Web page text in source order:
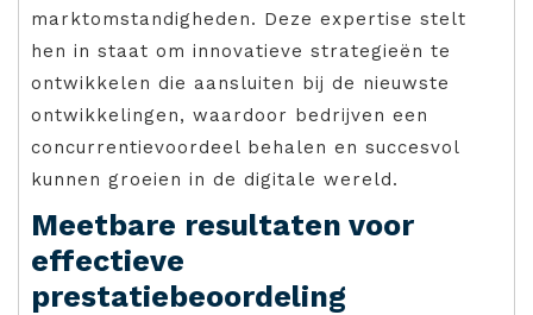
marktomstandigheden. Deze expertise stelt
hen in staat om innovatieve strategieën te
ontwikkelen die aansluiten bij de nieuwste
ontwikkelingen, waardoor bedrijven een
concurrentievoordeel behalen en succesvol
kunnen groeien in de digitale wereld.
Meetbare resultaten voor
effectieve
prestatiebeoordeling